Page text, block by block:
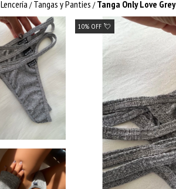
Lencería / Tangas y Panties / Tanga Only Love Grey
10% OFF 💘